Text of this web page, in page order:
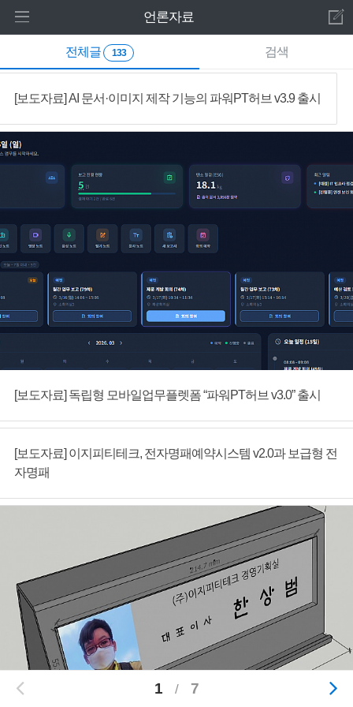
로그인 하세요
주요제품
기타제품
웹서비스
공지사항
언론자료
영상메뉴얼
고객문의
자료실
이용약관
설치사례
새 알림
내 알림을 확인하기 위해서는 로그인이 필요합
니다.
로그인 하기
언론자료
전체글 133 검색
1 / 7
[보도자료] AI 문서·이미지 제작 기능의 파워PT허브 v3.9 출시
[보도자료] 독립형 모바일업무플렛폼 “파워PT허브 v3.0” 출시
[보도자료] 이지피티테크, 전자명패예약시스템 v2.0과 보급형 전
자명패